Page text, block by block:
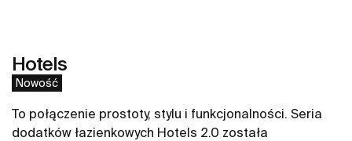
Hotels
Nowość
To połączenie prostoty, stylu i funkcjonalności. Seria
dodatków łazienkowych Hotels 2.0 została